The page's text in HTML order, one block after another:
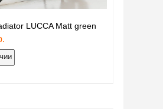
LUCCA Matt green